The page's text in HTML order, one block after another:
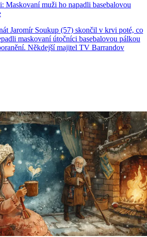
Maskovaní muži ho napadli basebalovou
Jaromír Soukup (57) skončil v krvi poté, co
maskovaní útočníci basebalovou pálkou
Někdejší majitel TV Barrandov